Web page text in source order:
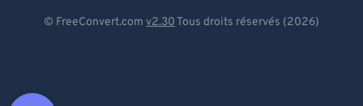
© FreeConvert.com v2.30 Tous droits réservés (2026)